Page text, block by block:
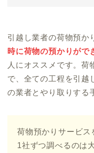
引越し業者の荷物預か
時に荷物の預かりがで
人にオススメです。荷
で、全ての工程を引越
の業者とやり取りする
荷物預かりサービス
1社ずつ調べるのは